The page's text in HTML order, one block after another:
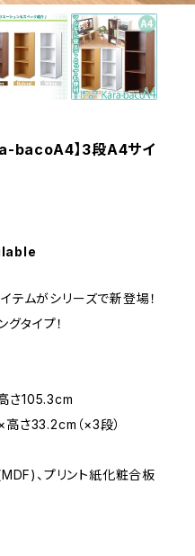
bacoA4】3段A4サイ
テムがシリーズで新登場！
タイプ！
さ105.3cm
さ33.2cm（×3段）
、プリント紙化粧合板